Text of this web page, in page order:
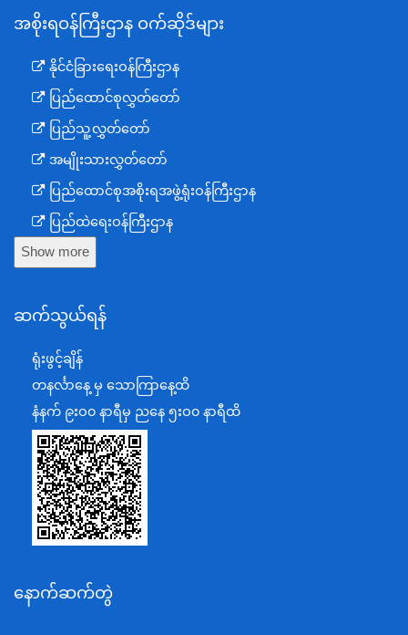
အစိုးရဝန်ကြီးဌာန ဝက်ဆိုဒ်များ
နိုင်ငံခြားရေးဝန်ကြီးဌာန
ပြည်ထောင်စုလွှတ်တော်
ပြည်သူ့လွှတ်တော်
အမျိုးသားလွှတ်တော်
ပြည်ထောင်စုအစိုးရအဖွဲ့ရုံးဝန်ကြီးဌာန
ပြည်ထဲရေးဝန်ကြီးဌာန
ကာကွယ်ရေးဝန်ကြီးဌာန
စီမံကိန်း၊ဘဏ္ဍာရေးနှင့်စက်မှုဝန်ကြီးဌာန
အပြည်ပြည်ဆိုင်ရာပူးပေါင်းဆောင်ရွက်ရေးဝန်ကြီးဌာန
ပြန်ကြားရေးဝန်ကြီးဌာန
သာသနာရေးနှင့် ယဉ်ကျေးမှုဝန်ကြီးဌာန
စိုက်ပျိုးရေး၊မွေးမြူရေးနှင့်ဆည်မြောင်းဝန်ကြီးဌာန
ပို့ဆောင်ရေးနှင့်ဆက်သွယ်ရေးဝန်ကြီးဌာန
သယံဇာတနှင့်ပတ်ဝန်းကျင်ထိန်းသိမ်းရေးဝန်ကြီးဌာန
အလုပ်သမား၊လူဝင်မှုကြီးကြပ်ရေးနှင့်ပြည်သူ့အင်အား
Show more
ဆက်သွယ်ရန်
ရုံးဖွင့်ချိန်
တနင်္လာနေ့ မှ သောကြာနေ့ထိ
နံနက် ၉းဝ၀ နာရီမှ ညနေ ၅းဝ၀ နာရီထိ
နောက်ဆက်တွဲ